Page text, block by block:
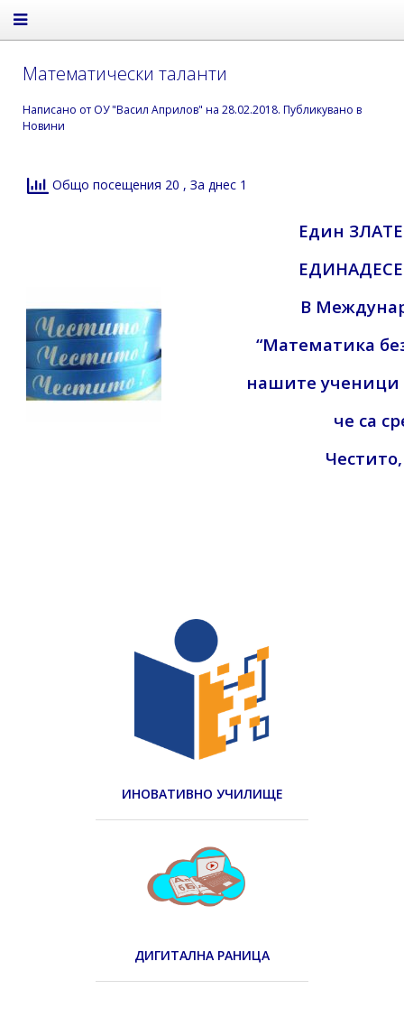
Математически таланти
Написано от ОУ "Васил Априлов" на 28.02.2018. Публикувано в
Новини
Общо посещения 20 , За днес 1
Един
В
“Математика
нашите ученици
че са
ИНОВАТИВНО УЧИЛИЩЕ
ДИГИТАЛНА РАНИЦА